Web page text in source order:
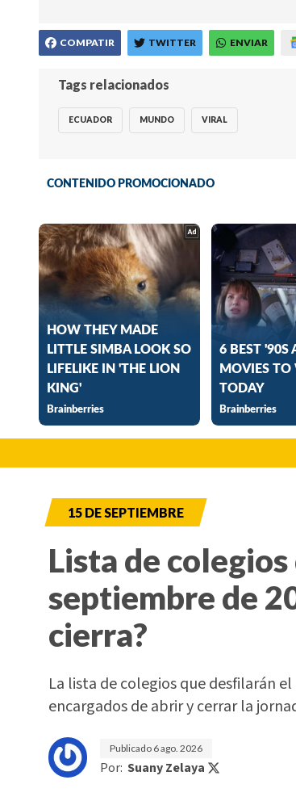
COMPATIR TWITTER ENVIAR
Tags relacionados
ECUADOR MUNDO VIRAL
15 DE SEPTIEMBRE
Lista de
septiembre de
cierra?
La lista de colegios que desfilarán
encargados de abrir y cerrar la
Publicado 6 ago. 2026
Por: Suany Zelaya